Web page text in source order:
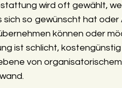
wird oft gewählt,
sich so gewünscht hat oder
können oder
ist schlicht, kostengünstig
von